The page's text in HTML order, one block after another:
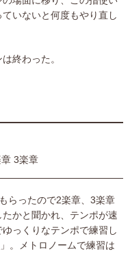
いないと何度もやり直し
終わった。
3楽章
らったので2楽章、3楽章
かと聞かれ、テンポが速
っくりなテンポで練習し
。メトロノームで練習は